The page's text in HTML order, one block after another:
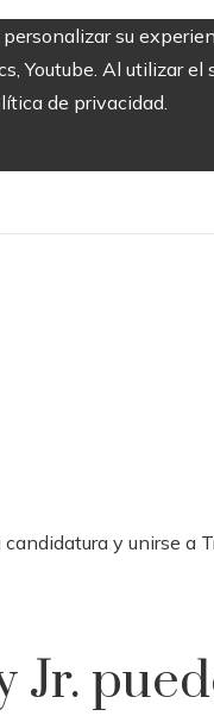
su
Youtube. Al utilizar
de privacidad.
y unirse a
Jr.